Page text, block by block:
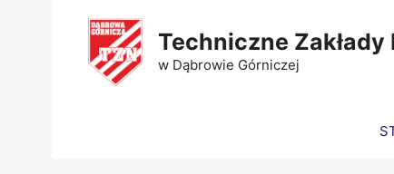
Techniczne Zakłady
w Dąbrowie Górniczej